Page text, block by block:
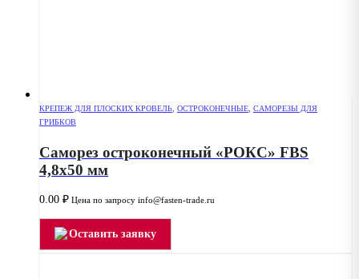
КРЕПЕЖ ДЛЯ ПЛОСКИХ КРОВЕЛЬ, ОСТРОКОНЕЧНЫЕ, САМОРЕЗЫ ДЛЯ
ГРИБКОВ
Саморез остроконечный «РОКС» FBS
4,8х50 мм
0.00 ₽ Цена по запросу info@fasten-trade.ru
Оставить заявку